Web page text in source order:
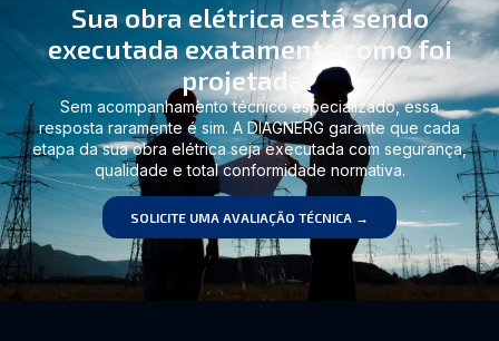
Sua obra elétrica está sendo
executada exatamente como foi
projetada?
Sem acompanhamento técnico especializado, essa
resposta raramente é sim. A DIAGNERG garante que cada
etapa da sua obra elétrica seja executada com segurança,
qualidade e total conformidade normativa.
SOLICITE UMA AVALIAÇÃO TÉCNICA →